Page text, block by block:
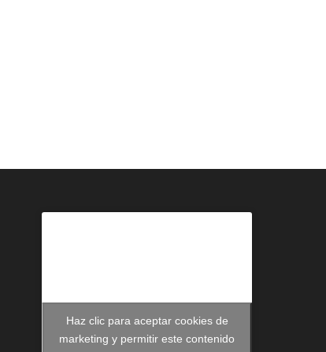
Haz clic para aceptar cookies de
marketing y permitir este contenido